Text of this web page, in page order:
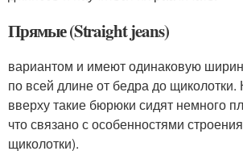
Прямые (Straight jeans)
вариантом и имеют одинаковую
по всей длине от бедра до щиколотки.
вверху такие бюрюки сидят немного
что связано с особенностями
щиколотки).